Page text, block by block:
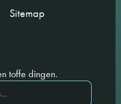
Sitemap
toffe dingen.